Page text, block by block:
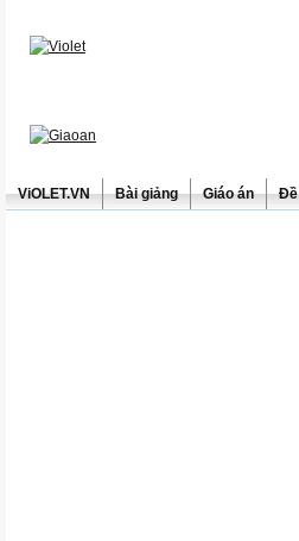
ViOLET.VN Bài giảng Giáo án Đề